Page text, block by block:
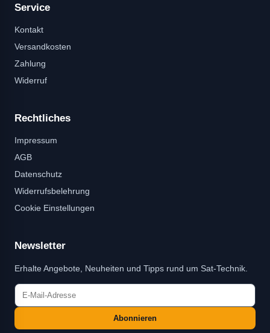
Service
Kontakt
Versandkosten
Zahlung
Widerruf
Rechtliches
Impressum
AGB
Datenschutz
Widerrufsbelehrung
Cookie Einstellungen
Newsletter
Erhalte Angebote, Neuheiten und Tipps rund um Sat-Technik.
Abonnieren